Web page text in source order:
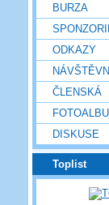
BURZA
ODKAZY
ČLENSKÁ
DISKUSE
Toplist